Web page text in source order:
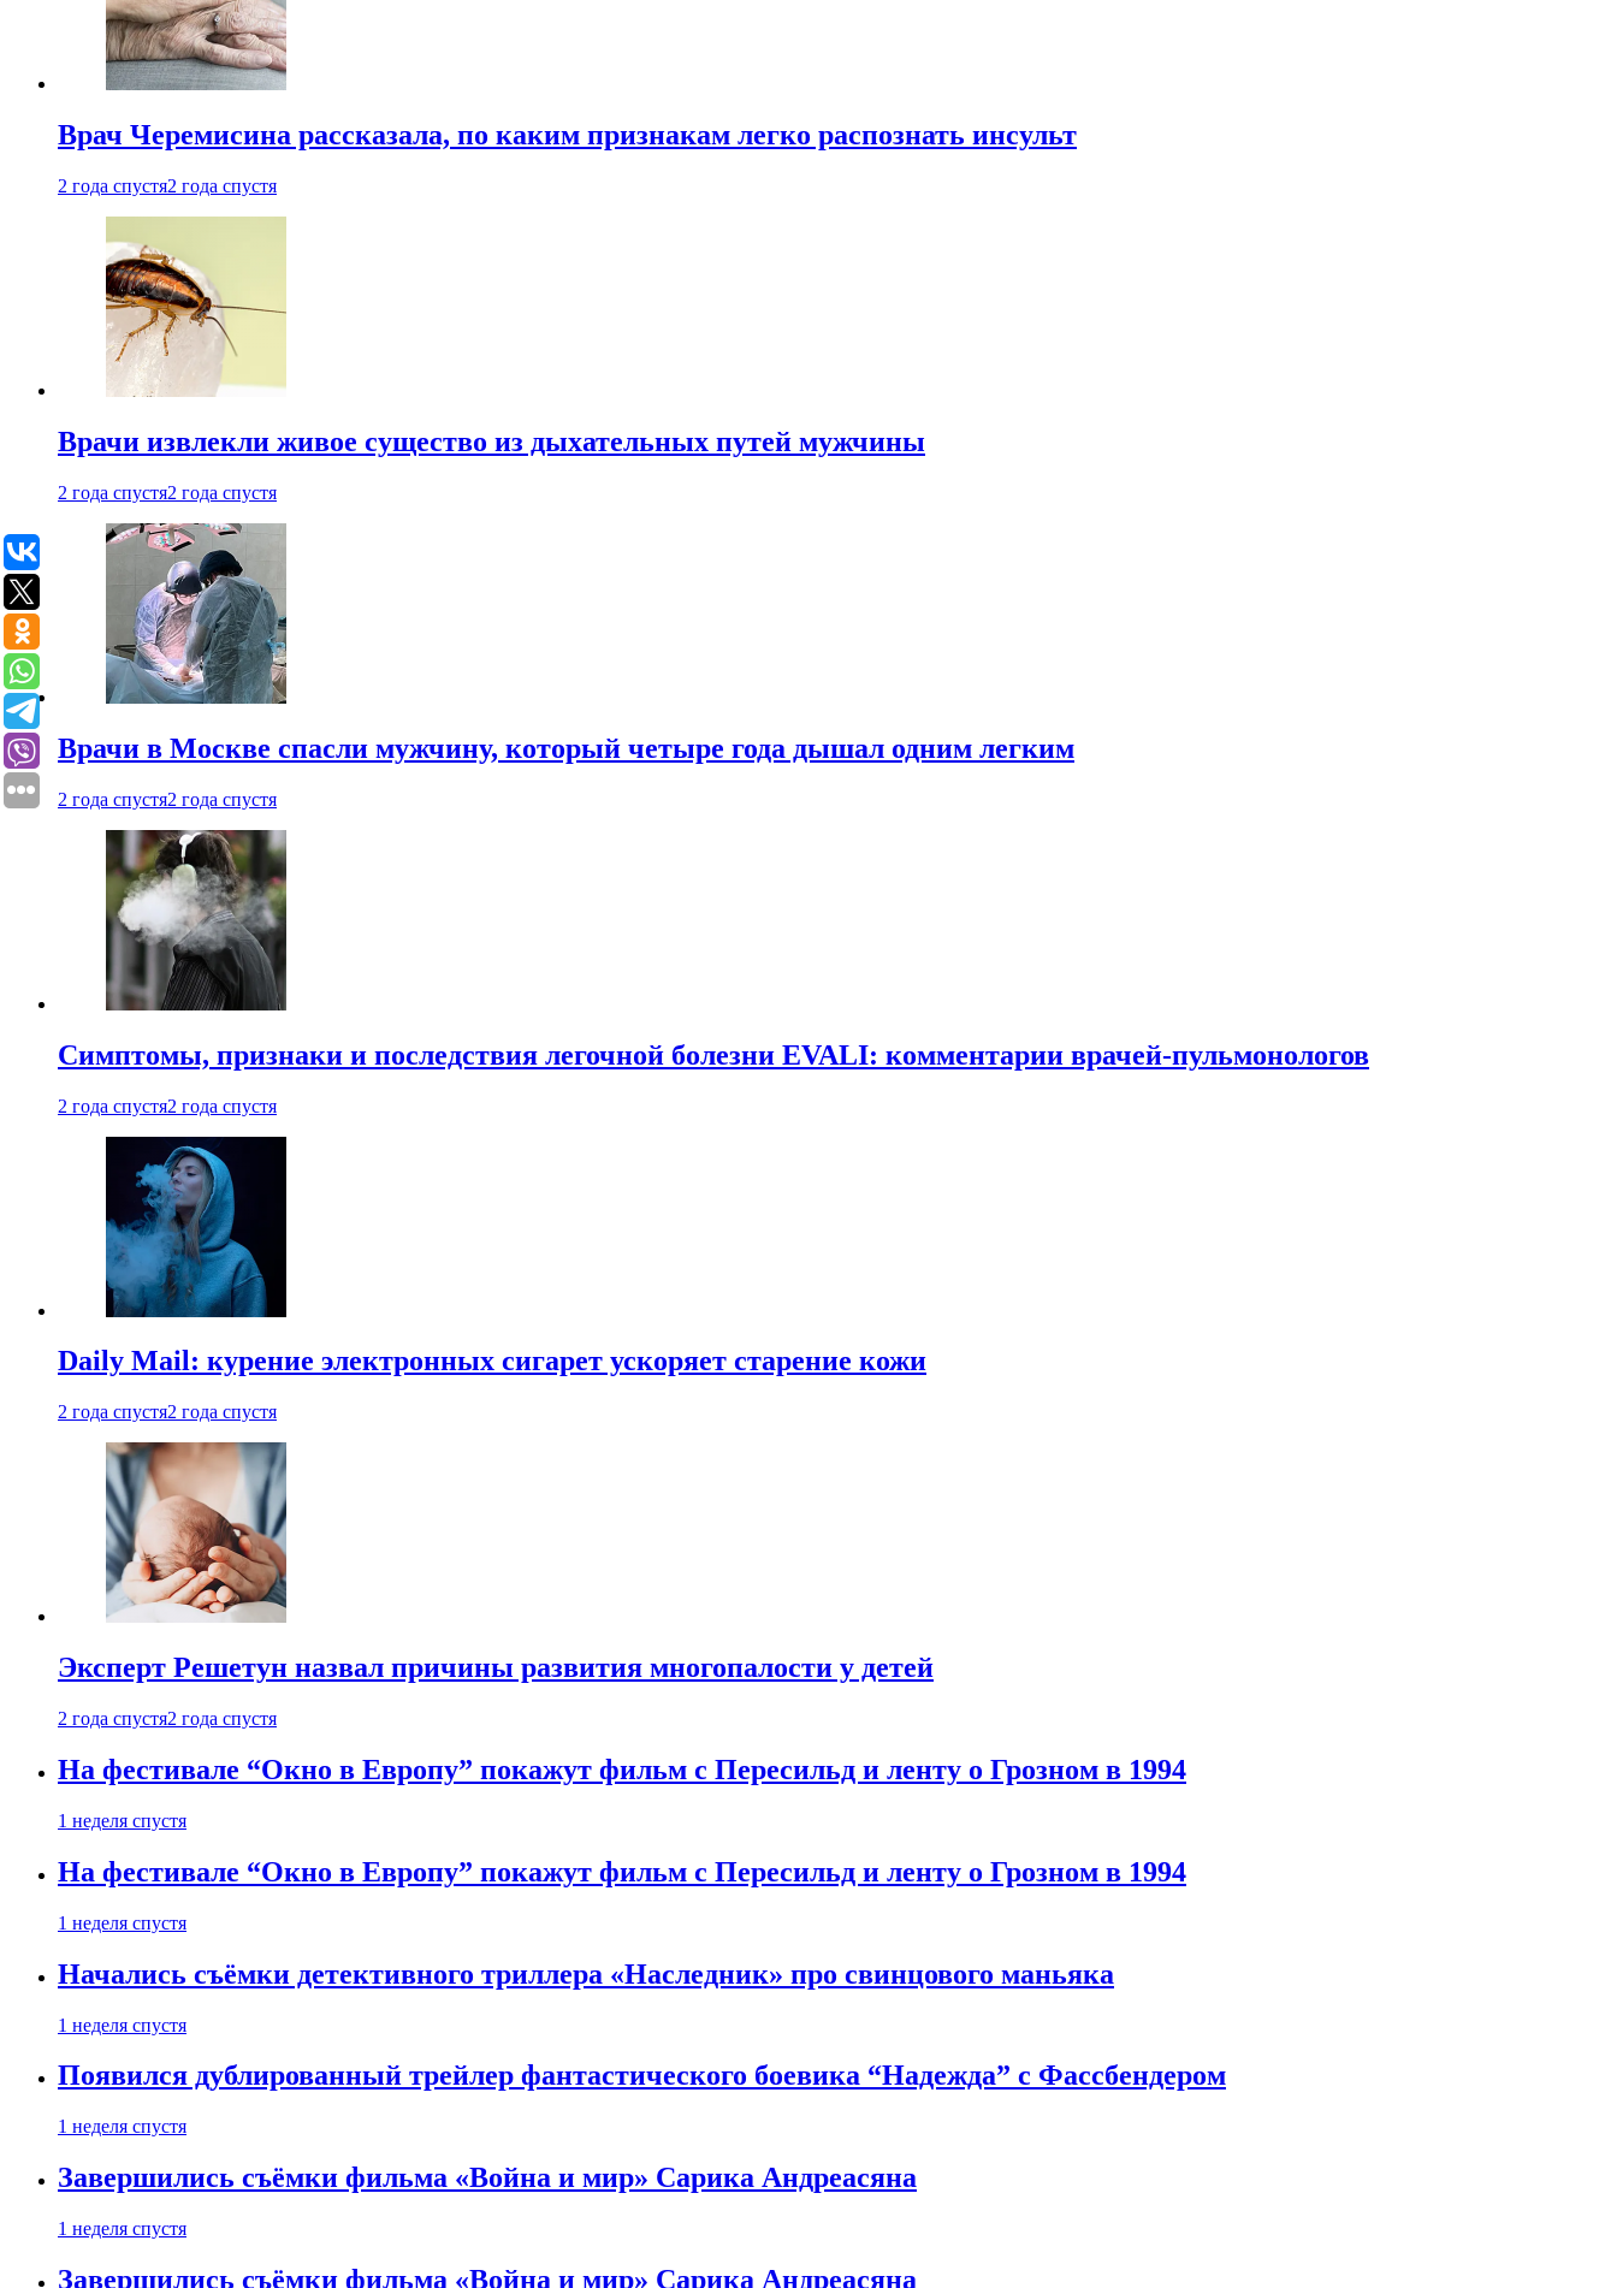
Врач Черемисина рассказала, по каким признакам легко распознать инсульт
2 года спустя2 года спустя
Врачи извлекли живое существо из дыхательных путей мужчины
2 года спустя2 года спустя
Врачи в Москве спасли мужчину, который четыре года дышал одним легким
2 года спустя2 года спустя
Симптомы, признаки и последствия легочной болезни EVALI: комментарии врачей-пульмонологов
2 года спустя2 года спустя
Daily Mail: курение электронных сигарет ускоряет старение кожи
2 года спустя2 года спустя
Эксперт Решетун назвал причины развития многопалости у детей
2 года спустя2 года спустя
На фестивале “Окно в Европу” покажут фильм с Пересильд и ленту о Грозном в 1994
1 неделя спустя
На фестивале “Окно в Европу” покажут фильм с Пересильд и ленту о Грозном в 1994
1 неделя спустя
Начались съёмки детективного триллера «Наследник» про свинцового маньяка
1 неделя спустя
Появился дублированный трейлер фантастического боевика “Надежда” с Фассбендером
1 неделя спустя
Завершились съёмки фильма «Война и мир» Сарика Андреасяна
1 неделя спустя
Завершились съёмки фильма «Война и мир» Сарика Андреасяна